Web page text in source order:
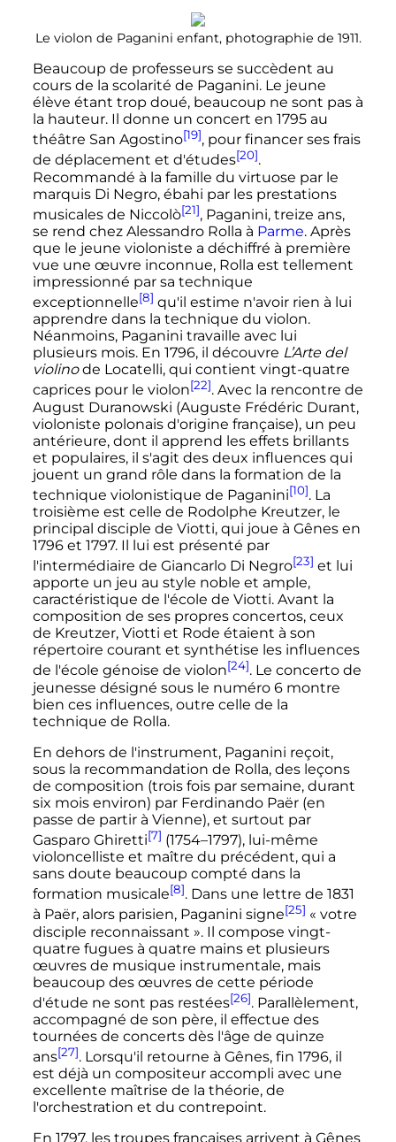
Le violon de Paganini enfant, photographie de 1911.
Beaucoup de professeurs se succèdent au
cours de la scolarité de Paganini. Le jeune
élève étant trop doué, beaucoup ne sont pas à
la hauteur. Il donne un concert en 1795 au
théâtre San Agostino[19], pour financer ses frais
de déplacement et d'études[20].
Recommandé à la famille du virtuose par le
marquis Di Negro, ébahi par les prestations
musicales de Niccolò[21], Paganini, treize ans,
se rend chez Alessandro Rolla à Parme. Après
que le jeune violoniste a déchiffré à première
vue une œuvre inconnue, Rolla est tellement
impressionné par sa technique
exceptionnelle[8] qu'il estime n'avoir rien à lui
apprendre dans la technique du violon.
Néanmoins, Paganini travaille avec lui
plusieurs mois. En 1796, il découvre L’Arte del
violinode Locatelli, qui contient vingt-quatre
caprices pour le violon[22]. Avec la rencontre de
August Duranowski (Auguste Frédéric Durant,
violoniste polonais d'origine française), un peu
antérieure, dont il apprend les effets brillants
et populaires, il s'agit des deux influences qui
jouent un grand rôle dans la formation de la
technique violonistique de Paganini[10]. La
troisième est celle de Rodolphe Kreutzer, le
principal disciple de Viotti, qui joue à Gênes en
1796 et 1797. Il lui est présenté par
l'intermédiaire de Giancarlo Di Negro[23] et lui
apporte un jeu au style noble et ample,
caractéristique de l'école de Viotti. Avant la
composition de ses propres concertos, ceux
de Kreutzer, Viotti et Rode étaient à son
répertoire courant et synthétise les influences
de l'école génoise de violon[24]. Le concerto de
jeunesse désigné sous le numéro 6 montre
bien ces influences, outre celle de la
technique de Rolla.
En dehors de l'instrument, Paganini reçoit,
sous la recommandation de Rolla, des leçons
de composition (trois fois par semaine, durant
six mois environ) par Ferdinando Paër (en
passe de partir à Vienne), et surtout par
Gasparo Ghiretti[7] (1754–1797), lui-même
violoncelliste et maître du précédent, qui a
sans doute beaucoup compté dans la
formation musicale[8]. Dans une lettre de 1831
à Paër, alors parisien, Paganini signe[25] « votre
disciple reconnaissant ». Il compose vingt-
quatre fugues à quatre mains et plusieurs
œuvres de musique instrumentale, mais
beaucoup des œuvres de cette période
d'étude ne sont pas restées[26]. Parallèlement,
accompagné de son père, il effectue des
tournées de concerts dès l'âge de quinze
ans[27]. Lorsqu'il retourne à Gênes, fin 1796, il
est déjà un compositeur accompli avec une
excellente maîtrise de la théorie, de
l'orchestration et du contrepoint.
En 1797, les troupes françaises arrivent à Gênes